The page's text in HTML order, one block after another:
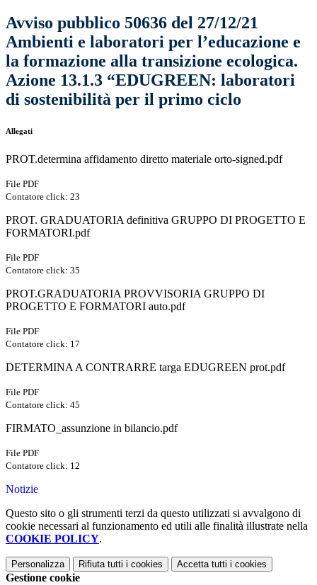
Avviso pubblico 50636 del 27/12/21
Ambienti e laboratori per l’educazione e
la formazione alla transizione ecologica.
Azione 13.1.3 “EDUGREEN: laboratori
di sostenibilità per il primo ciclo
Allegati
PROT.determina affidamento diretto materiale orto-signed.pdf
File PDF
Contatore click: 23
PROT. GRADUATORIA definitiva GRUPPO DI PROGETTO E
FORMATORI.pdf
File PDF
Contatore click: 35
PROT.GRADUATORIA PROVVISORIA GRUPPO DI
PROGETTO E FORMATORI auto.pdf
File PDF
Contatore click: 17
DETERMINA A CONTRARRE targa EDUGREEN prot.pdf
File PDF
Contatore click: 45
FIRMATO_assunzione in bilancio.pdf
File PDF
Contatore click: 12
Notizie
Questo sito o gli strumenti terzi da questo utilizzati si avvalgono di
cookie necessari al funzionamento ed utili alle finalità illustrate nella
COOKIE POLICY.
Personalizza Rifiuta tutti i cookies Accetta tutti i cookies
Gestione cookie